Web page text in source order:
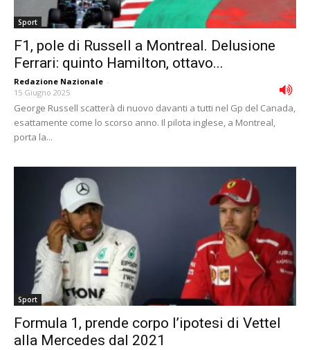
Sport
F1, pole di Russell a Montreal. Delusione
Ferrari: quinto Hamilton, ottavo...
Redazione Nazionale -
15 Giugno 2025
George Russell scatterà di nuovo davanti a tutti nel Gp del Canada,
esattamente come lo scorso anno. Il pilota inglese, a Montreal,
porta la...
Sport
Formula 1, prende corpo l’ipotesi di Vettel
alla Mercedes dal 2021